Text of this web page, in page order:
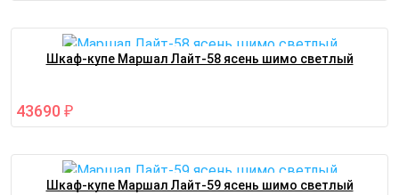
Шкаф-купе Маршал Лайт-58 ясень шимо светлый
43690 ₽
Шкаф-купе Маршал Лайт-59 ясень шимо светлый